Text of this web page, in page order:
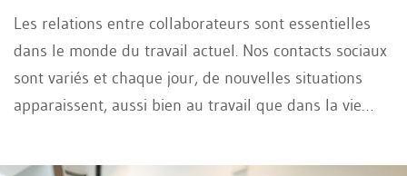
Les relations entre collaborateurs sont essentielles
dans le monde du travail actuel. Nos contacts sociaux
sont variés et chaque jour, de nouvelles situations
apparaissent, aussi bien au travail que dans la vie